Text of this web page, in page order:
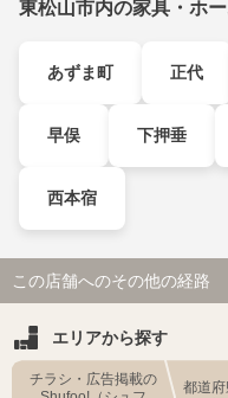
東松山市内の家具・ホ
あずま町 正代
早俣 下押垂
西本宿
この店舗へのその他の経路
エリアから探す
チラシ・広告掲載の
都道府